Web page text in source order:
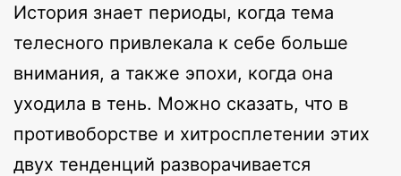
История знает периоды, когда тема
телесного привлекала к себе больше
внимания, а также эпохи, когда она
уходила в тень. Можно сказать, что в
противоборстве и хитросплетении этих
двух тенденций разворачивается